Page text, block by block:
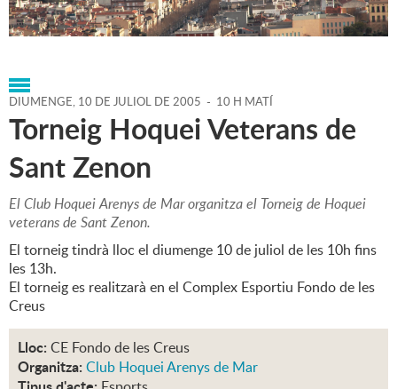
Portada > Agenda > 10-07-
2005 > Marcs > Festes > 2005 > Sant Zenon 2005
DIUMENGE, 10 DE JULIOL DE 2005 - 10 H MATÍ
Torneig Hoquei Veterans de
Sant Zenon
El Club Hoquei Arenys de Mar organitza el Torneig de Hoquei
veterans de Sant Zenon.
El torneig tindrà lloc el diumenge 10 de juliol de les 10h fins
les 13h.
El torneig es realitzarà en el Complex Esportiu Fondo de les
Creus
Lloc: CE Fondo de les Creus
Organitza: Club Hoquei Arenys de Mar